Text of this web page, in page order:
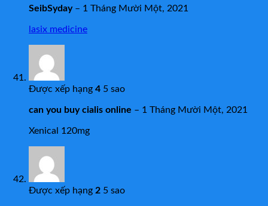
SeibSyday – 1 Tháng Mười Một, 2021
lasix medicine
Được xếp hạng 4 5 sao
can you buy cialis online – 1 Tháng Mười Một, 2021
Xenical 120mg
Được xếp hạng 2 5 sao